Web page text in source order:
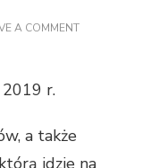
A COMMENTON
TERMINAL
2019 r.
a także